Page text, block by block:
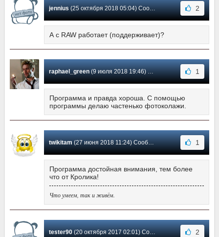
jennius(25 октября 2018 05:04) Сообщение #6 2
А с RAW работает (поддерживает)?
raphael_green(9 июля 2018 19:46) Сообщение #5 1
Программа и правда хороша. С помощью
программы делаю частенько фотоколажи.
twikitam(27 июня 2018 11:24) Сообщение #4 1
Программа достойная внимания, тем более
что от Кролика!
Что умеем, так и живём.
tester90(20 октября 2017 02:01) Сообщение #3 2